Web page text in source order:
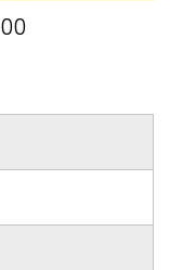
i urządzeń